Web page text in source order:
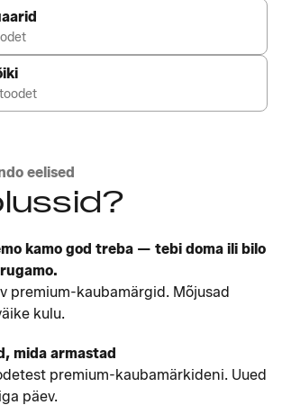
eelised
kamo god treba — tebi doma ili bilo
premium-kaubamärgid. Mõjusad
kulu.
mida armastad
premium-kaubamärkideni. Uued
päev.